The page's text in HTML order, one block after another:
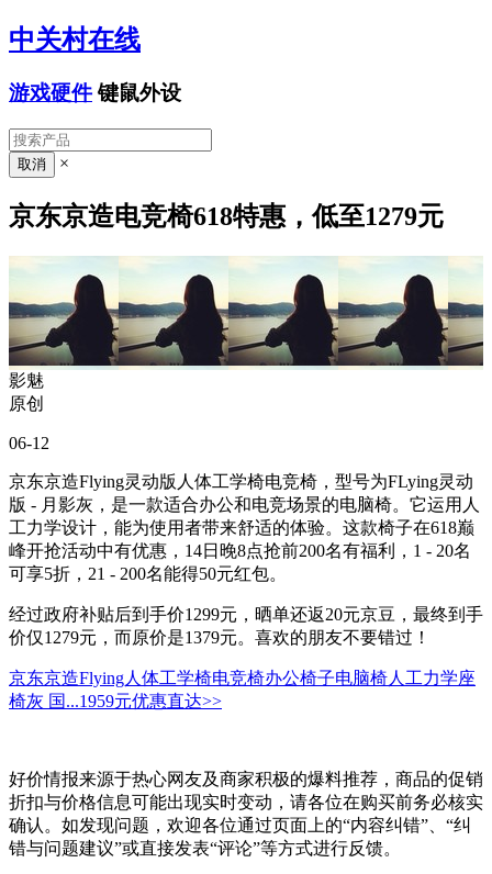
中关村在线
游戏硬件 键鼠外设
×
京东京造电竞椅618特惠，低至1279元
影魅
原创
06-12
京东京造Flying灵动版人体工学椅电竞椅，型号为FLying灵动
版 - 月影灰，是一款适合办公和电竞场景的电脑椅。它运用人
工力学设计，能为使用者带来舒适的体验。这款椅子在618巅
峰开抢活动中有优惠，14日晚8点抢前200名有福利，1 - 20名
可享5折，21 - 200名能得50元红包。
经过政府补贴后到手价1299元，晒单还返20元京豆，最终到手
价仅1279元，而原价是1379元。喜欢的朋友不要错过！
京东京造Flying人体工学椅电竞椅办公椅子电脑椅人工力学座
椅灰 国...1959元优惠直达>>
好价情报来源于热心网友及商家积极的爆料推荐，商品的促销
折扣与价格信息可能出现实时变动，请各位在购买前务必核实
确认。如发现问题，欢迎各位通过页面上的“内容纠错”、“纠
错与问题建议”或直接发表“评论”等方式进行反馈。